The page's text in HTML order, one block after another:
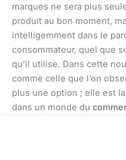
marques ne sera plus
produit au bon moment,
intelligemment dans le
consommateur, quel que
qu’il utilise. Dans cette
comme celle que l’on
plus une option ; elle est
dans un monde du